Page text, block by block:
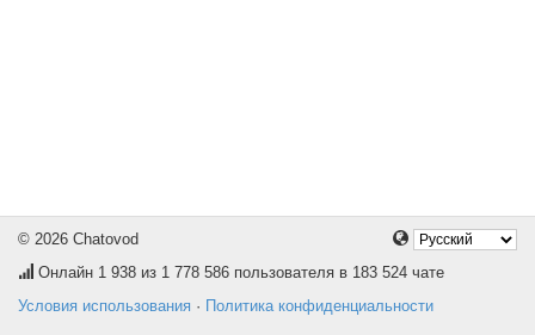
© 2026 Chatovod
Онлайн 1 938 из 1 778 586 пользователя в 183 524 чате
Условия использования · Политика конфиденциальности